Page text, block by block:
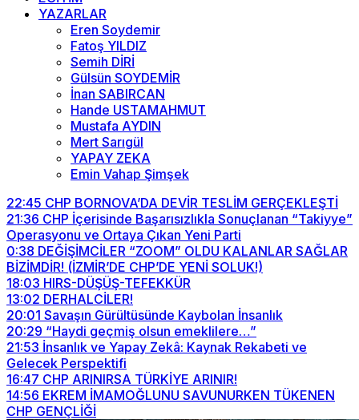
YAZARLAR
Eren Soydemir
Fatoş YILDIZ
Semih DİRİ
Gülsün SOYDEMİR
İnan SABIRCAN
Hande USTAMAHMUT
Mustafa AYDIN
Mert Sarıgül
YAPAY ZEKA
Emin Vahap Şimşek
22:45 CHP BORNOVA’DA DEVİR TESLİM GERÇEKLEŞTİ
21:36 CHP İçerisinde Başarısızlıkla Sonuçlanan “Takiyye”
Operasyonu ve Ortaya Çıkan Yeni Parti
0:38 DEĞİŞİMCİLER “ZOOM” OLDU KALANLAR SAĞLAR
BİZİMDİR! (İZMİR’DE CHP’DE YENİ SOLUK!)
18:03 HIRS-DÜŞÜŞ-TEFEKKÜR
13:02 DERHALCİLER!
20:01 Savaşın Gürültüsünde Kaybolan İnsanlık
20:29 “Haydi geçmiş olsun emeklilere…”
21:53 İnsanlık ve Yapay Zekâ: Kaynak Rekabeti ve
Gelecek Perspektifi
16:47 CHP ARINIRSA TÜRKİYE ARINIR!
14:56 EKREM İMAMOĞLUNU SAVUNURKEN TÜKENEN
CHP GENÇLİĞİ